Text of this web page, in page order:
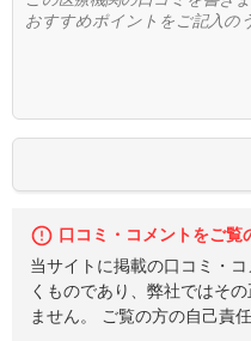
口コミ・コメントをご覧
当サイトに掲載の口コミ・
くものであり、弊社ではそ
ません。 ご覧の方の自己責